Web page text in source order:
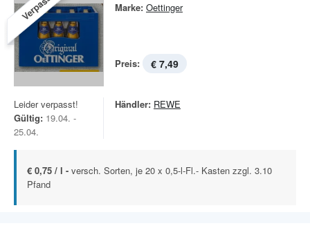
Marke: Oettinger
Preis: € 7,49
Leider verpasst!
Gültig: 19.04. -
25.04.
Händler: REWE
€ 0,75 / l - versch. Sorten, je 20 x 0,5-l-Fl.- Kasten zzgl. 3.10
Pfand